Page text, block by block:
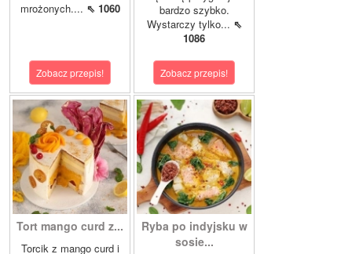
mrożonych.... ⇖ 1060
Zobacz przepis!
bardzo szybko.
Wystarczy tylko... ⇖
1086
Zobacz przepis!
Tort mango curd z...
Torcik z mango curd i
Ryba po indyjsku w
sosie...